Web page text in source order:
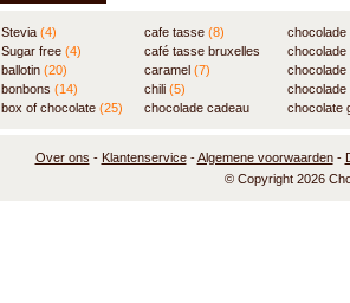
Stevia (4)
Sugar free (4)
ballotin (20)
bonbons (14)
box of chocolate (25)
cafe tasse (8)
café tasse bruxelles
(8)
caramel (7)
chili (5)
chocolade cadeau
(7)
chocolate
Over ons - Klantenservice-Algemene voorwaarden-
© Copyright 2026